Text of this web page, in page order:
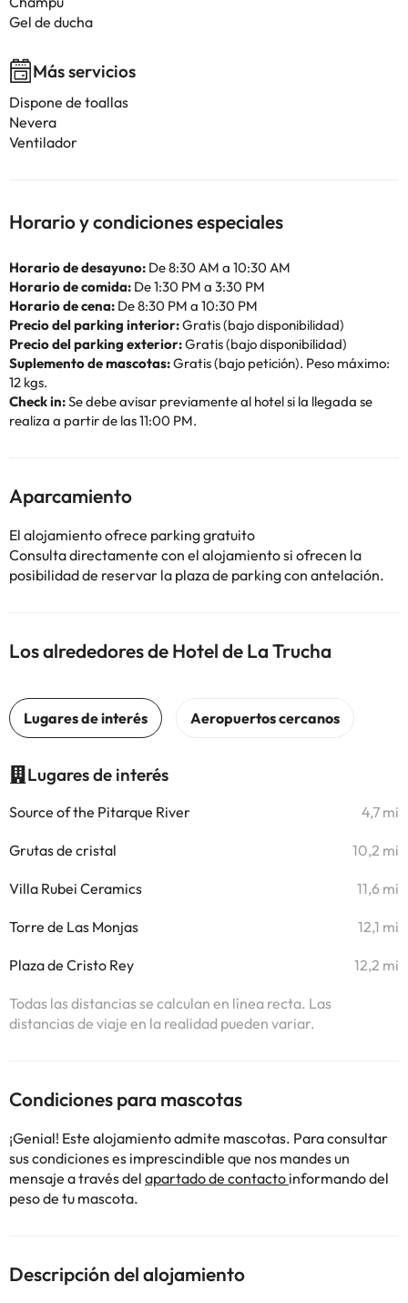
Gel de ducha
Más servicios
Dispone de toallas
Nevera
Ventilador
Horario y condiciones especiales
Horario de desayuno: De 8:30 AM a 10:30 AM
Horario de comida: De 1:30 PM a 3:30 PM
Horario de cena: De 8:30 PM a 10:30 PM
Precio del parking interior:Gratis (bajo disponibilidad)
Precio del parking exterior:Gratis (bajo disponibilidad)
Suplemento de mascotas:Gratis (bajo petición). Peso máximo:
12 kgs.
Check in:Se debe avisar previamente al hotel si la llegada se
realiza a partir de las 11:00 PM.
Aparcamiento
El alojamiento ofrece parking gratuito
Consulta directamente con el alojamiento si ofrecen la
posibilidad de reservar la plaza de parking con antelación.
Los alrededores de Hotel de La Trucha
Lugares de interés
Source of the Pitarque River 4,7 mi
Grutas de cristal 10,2 mi
Villa Rubei Ceramics 11,6 mi
Torre de Las Monjas 12,1 mi
Plaza de Cristo Rey 12,2 mi
Todas las distancias se calculan en línea recta. Las
distancias de viaje en la realidad pueden variar.
Condiciones para mascotas
¡Genial! Este alojamiento admite mascotas. Para consultar
sus condiciones es imprescindible que nos mandes un
mensaje a través del apartado de contacto informando del
peso de tu mascota.
Descripción del alojamiento